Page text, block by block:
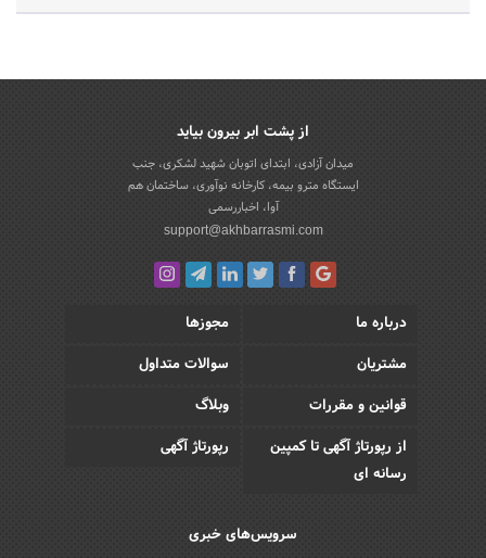
از پشت ابر بیرون بیاید
میدان آزادی، ابتدای اتوبان شهید لشکری، جنب
ایستگاه مترو بیمه، کارخانه نوآوری، ساختمان هم
آوا، اخباررسمی
support@akhbarrasmi.com
درباره ما
مجوزها
مشتریان
سوالات متداول
قوانین و مقررات
وبلاگ
از رپورتاژ آگهی تا کمپین
رسانه ای
رپورتاژ آگهی
سرویس‌های خبری